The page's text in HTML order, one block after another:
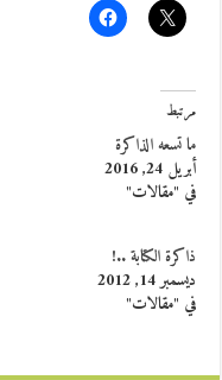
مرتبط
ما تسعه الذاكرة
أبريل 24, 2016
في "مقالات"
ذاكرة الكتابة ..!
ديسمبر 14, 2012
في "مقالات"